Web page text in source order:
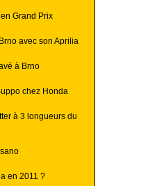
Grand Prix
avec son Aprilia
à Brno
chez Honda
à 3 longueurs du
en 2011 ?